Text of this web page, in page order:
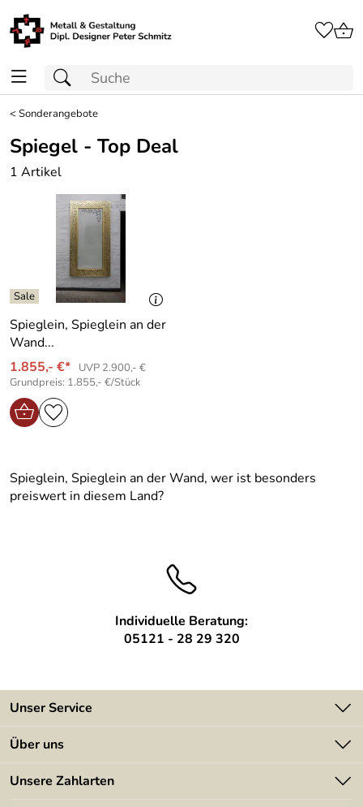
<Sonderangebote
Spiegel - Top Deal
1 Artikel
Spieglein, Spieglein an der
Wand...
1.855,- €*
UVP 2.900,- €
Grundpreis: 1.855,- €/Stück
Spieglein, Spieglein an der Wand, wer ist besonders
preiswert in diesem Land?
Individuelle Beratung:
05121 - 28 29 320
Unser Service
Kontakt
Kundeninformationen
Über uns
Angebote
Unsere Zahlarten